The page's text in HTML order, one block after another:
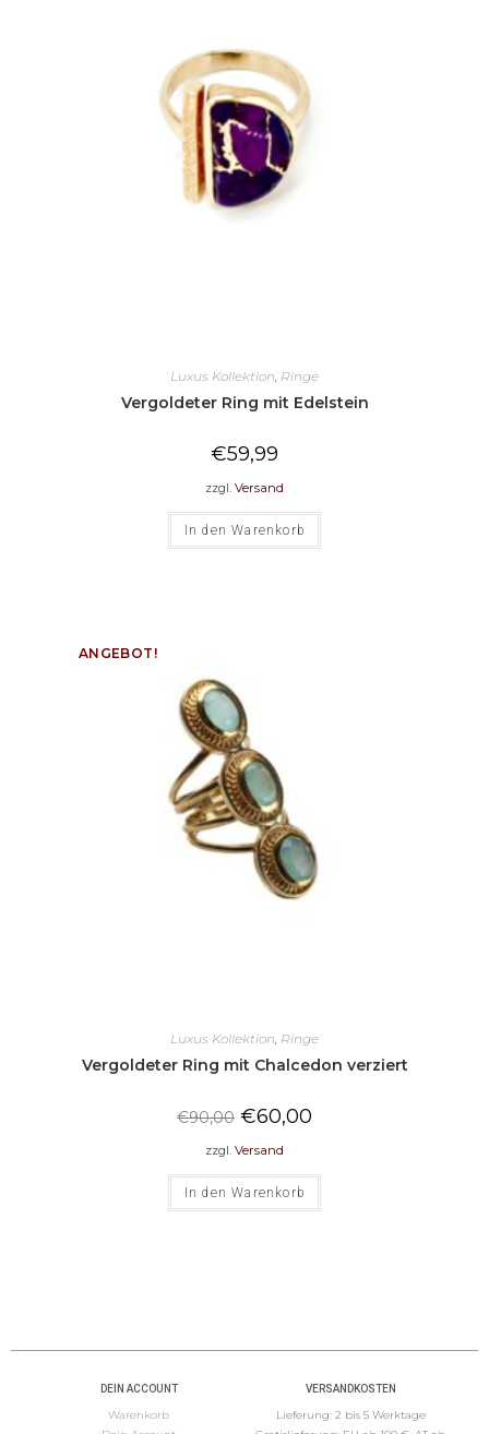
Luxus Kollektion Ringe
Vergoldeter Ring mit Edelstein
€59,99
zzgl. Versand
In den Warenkorb
ANGEBOT!
Luxus Kollektion Ringe
Vergoldeter Ring mit Chalcedon verziert
€90,00 €60,00
zzgl. Versand
In den Warenkorb
DEIN ACCOUNT
Warenkorb
VERSANDKOSTEN
Lieferung: 2 bis 5 Werktage